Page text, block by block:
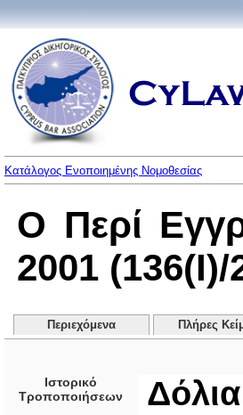
Κατάλογος Ενοποιημένης Νομοθεσίας
Ο Περί
2001 (136(I)/
Περιεχόμενα Πλήρες
Ιστορικό
Τροποποιήσεων